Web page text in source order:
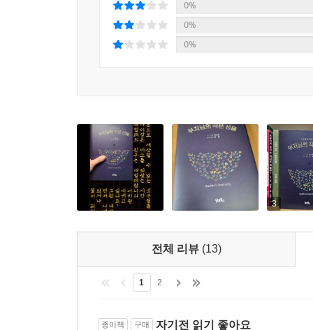
나는 떡갈나무가 될 거야 / 나는 신갈나무가 될 거
아름드리 나무가 되어서 / 다람쥐들에게 도토리를
-「달과 원숭이」 일부
시인이 직접 그린 삽화 60점 수록
준한 스님이 감수한 영문 번역본 게재
를 보는 듯 담박(淡泊)하다.
시집의 또 다른 특징은 한글 시와 영문 번역을
0%
0%
0%
3
전체 리뷰 (13)
1 2
종이책 구매 자기전 읽기 좋아요